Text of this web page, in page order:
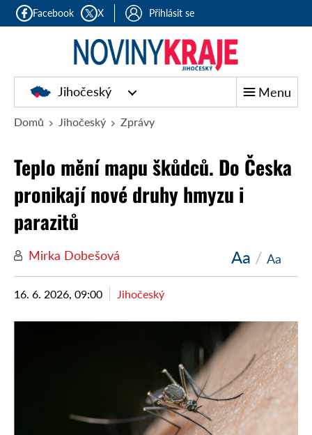
Facebook X Přihlásit se
Jihočeský Menu
Domů Jihočeský Zprávy
Teplo mění mapu škůdců. Do Česka
pronikají nové druhy hmyzu i
parazitů
Mirka Dobešová Aa / Aa
16. 6. 2026, 09:00 Jihočeský